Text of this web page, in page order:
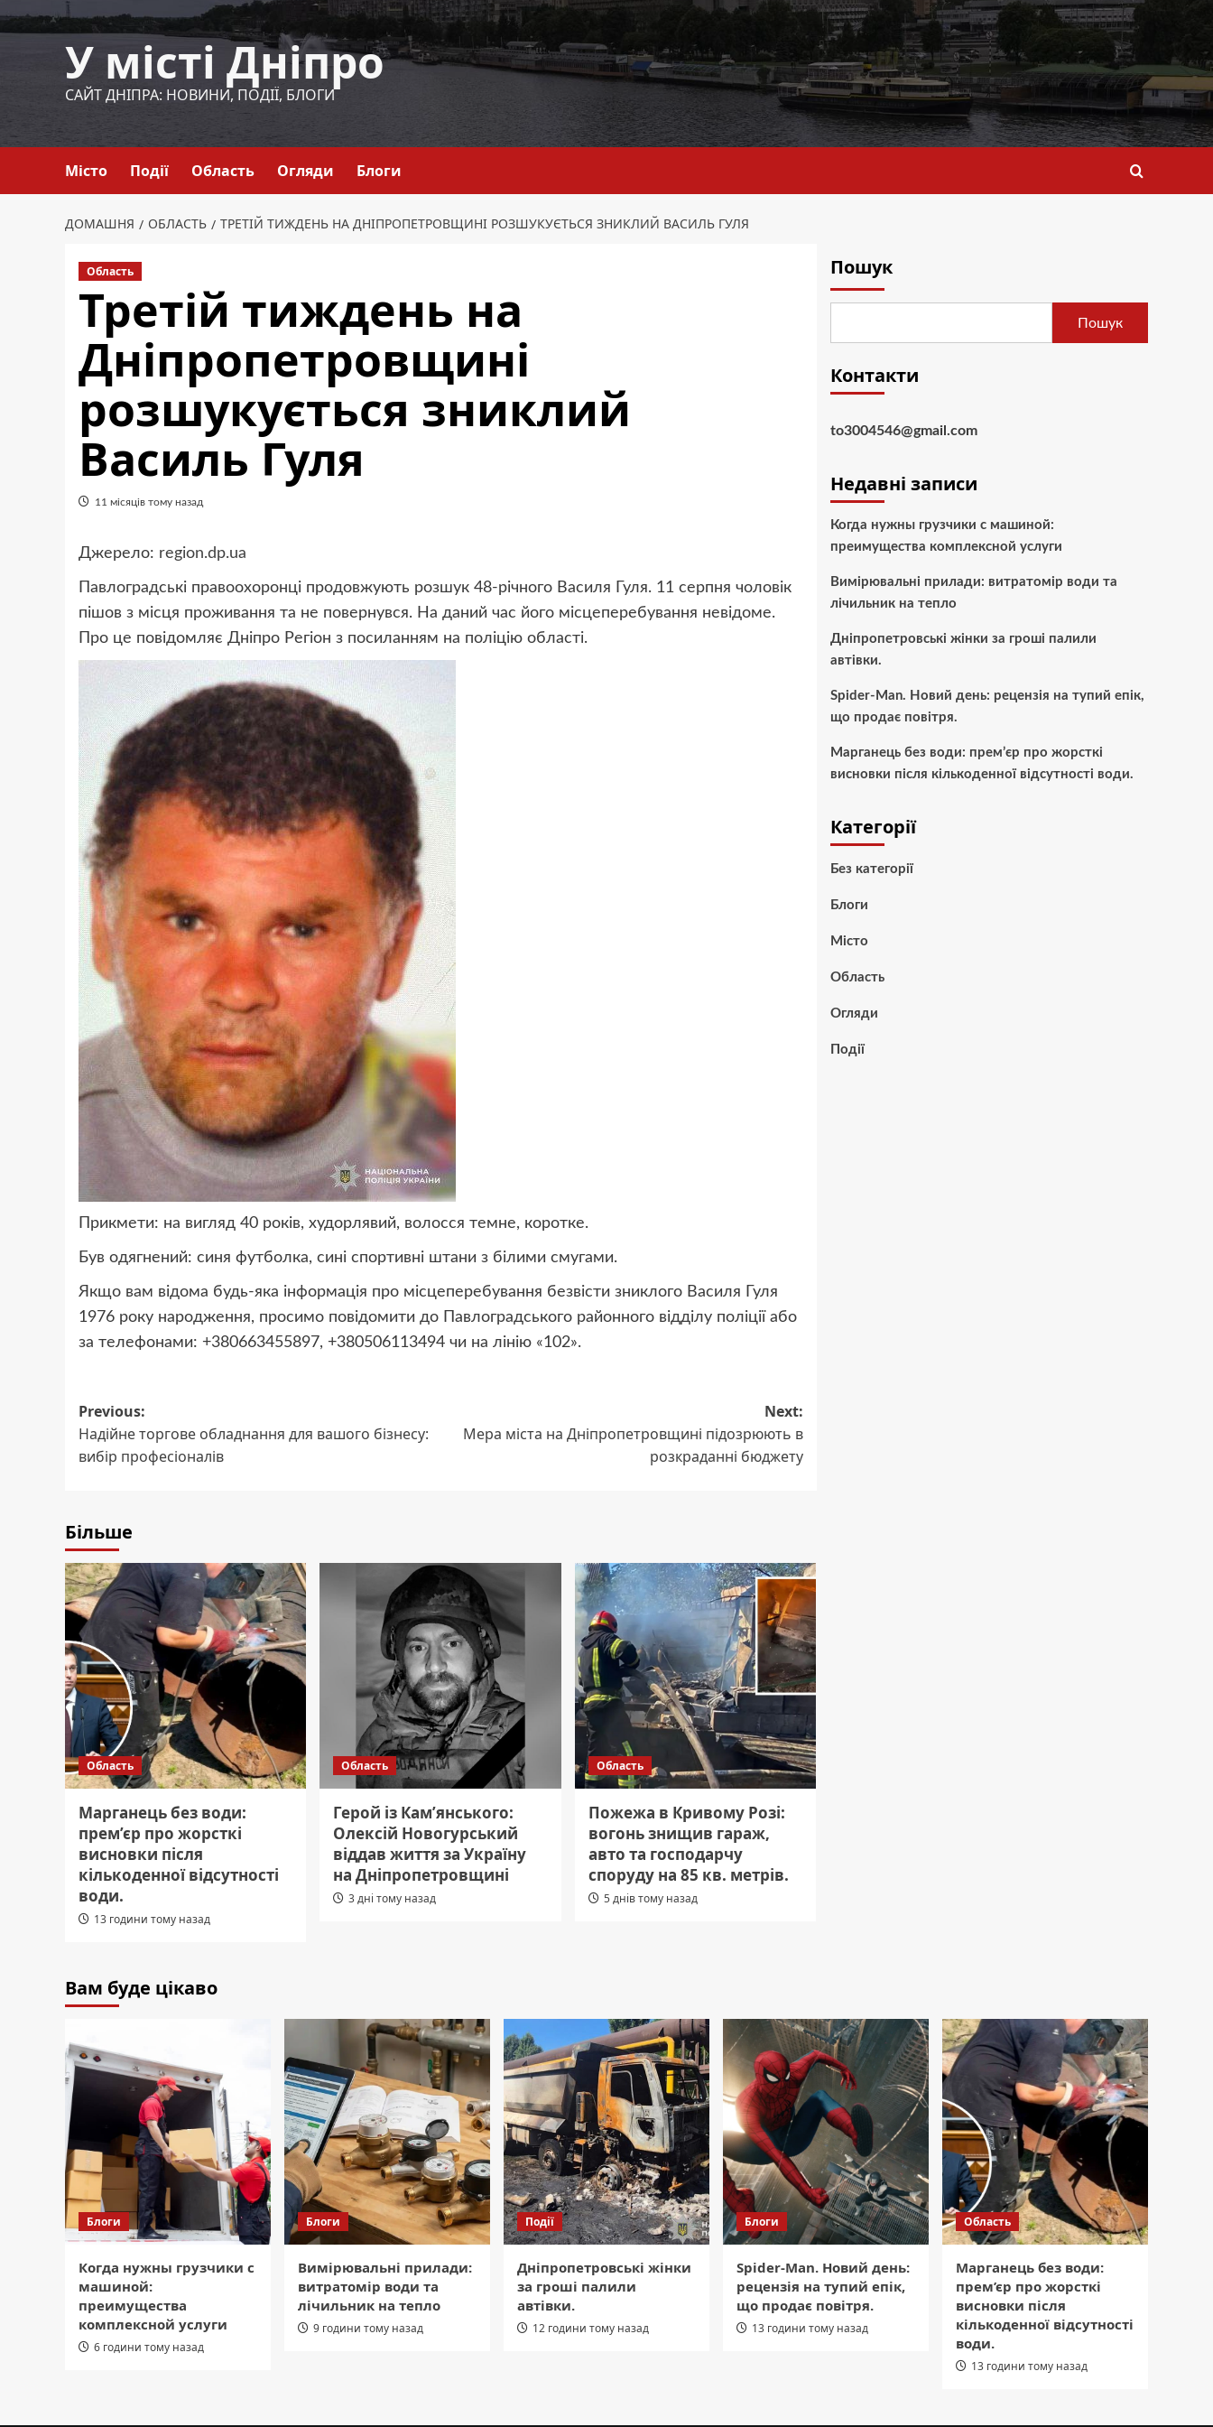
до
У місті Дніпро
САЙТ ДНІПРА: НОВИНИ, ПОДІЇ, БЛОГИ
Місто Події Область Огляди Блоги
ДОМАШНЯ ОБЛАСТЬ ТРЕТІЙ ТИЖДЕНЬ НА ДНІПРОПЕТРОВЩИНІ РОЗШУКУЄТЬСЯ ЗНИКЛИЙ ВАСИЛЬ ГУЛЯ
Область
Третій тиждень на
Дніпропетровщині
розшукується зниклий
Василь Гуля
11 місяців тому назад
Джерело: region.dp.ua
Павлоградські правоохоронці продовжують розшук 48-річного Василя Гуля. 11 серпня чоловік
пішов з місця проживання та не повернувся. На даний час його місцеперебування невідоме.
Про це повідомляє Дніпро Регіон з посиланням на поліцію області.
Прикмети: на вигляд 40 років, худорлявий, волосся темне, коротке.
Був одягнений: синя футболка, сині спортивні штани з білими смугами.
Якщо вам відома будь-яка інформація про місцеперебування безвісти зниклого Василя Гуля
1976 року народження, просимо повідомити до Павлоградського районного відділу поліції або
за телефонами: +380663455897, +380506113494 чи на лінію «102».
Post
navigation
Previous:
Надійне торгове обладнання для вашого бізнесу:
вибір професіоналів
Next:
Мера міста на Дніпропетровщині підозрюють в
розкраданні бюджету
Більше
Область
Марганець без води:
прем’єр про жорсткі
висновки після
кількоденної відсутності
води.
13 години тому назад
Область
Герой із Кам’янського:
Олексій Новогурський
віддав життя за Україну
на Дніпропетровщині
3 дні тому назад
Область
Пожежа в Кривому Розі:
вогонь знищив гараж,
авто та господарчу
споруду на 85 кв. метрів.
5 днів тому назад
Пошук
Пошук
Контакти
to3004546@gmail.com
Недавні записи
Когда нужны грузчики с машиной:
преимущества комплексной услуги
Вимірювальні прилади: витратомір води та
лічильник на тепло
Дніпропетровські жінки за гроші палили
автівки.
Spider-Man. Новий день: рецензія на тупий епік,
що продає повітря.
Марганець без води: прем’єр про жорсткі
висновки після кількоденної відсутності води.
Категорії
Без категорії
Блоги
Місто
Область
Огляди
Події
Вам буде цікаво
Блоги
Когда нужны грузчики с
машиной:
преимущества
комплексной услуги
6 години тому назад
Блоги
Вимірювальні прилади:
витратомір води та
лічильник на тепло
9 години тому назад
Події
Дніпропетровські жінки
за гроші палили
автівки.
12 години тому назад
Блоги
Spider-Man. Новий день:
рецензія на тупий епік,
що продає повітря.
13 години тому назад
Область
Марганець без води:
прем’єр про жорсткі
висновки після
кількоденної відсутності
води.
13 години тому назад